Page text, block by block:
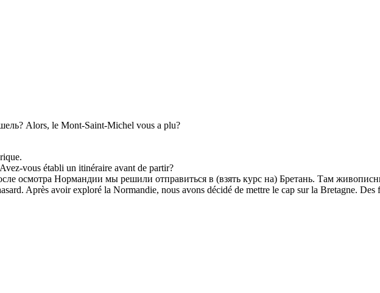
Alors, le Mont-Saint-Michel vous a plu?
vous établi un itinéraire avant de partir?
осмотра Нормандии мы решили отправиться в (взять курс на) Бретань. Там
Après avoir exploré la Normandie, nous avons décidé de mettre le cap sur la Bretagne. Des